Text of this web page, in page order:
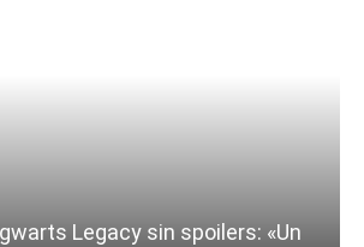
Legacy sin spoilers: «Un